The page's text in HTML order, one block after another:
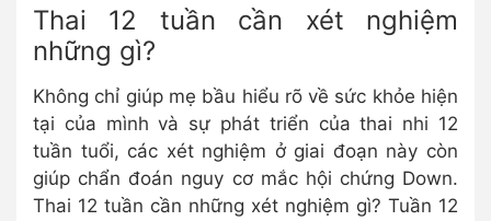
Thai 12 tuần cần xét nghiệm
những gì?
Không chỉ giúp mẹ bầu hiểu rõ về sức khỏe hiện
tại của mình và sự phát triển của thai nhi 12
tuần tuổi, các xét nghiệm ở giai đoạn này còn
giúp chẩn đoán nguy cơ mắc hội chứng Down.
Thai 12 tuần cần những xét nghiệm gì? Tuần 12